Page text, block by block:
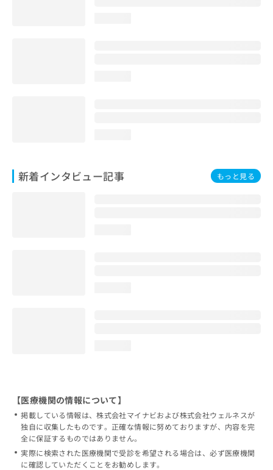
新着インタビュー記事 もっと見る
【医療機関の情報について】
掲載している情報は、株式会社マイナビおよび株式会社ウェルネスが
独自に収集したものです。正確な情報に努めておりますが、内容を完
全に保証するものではありません。
実際に検索された医療機関で受診を希望される場合は、必ず医療機関
に確認していただくことをお勧めします。